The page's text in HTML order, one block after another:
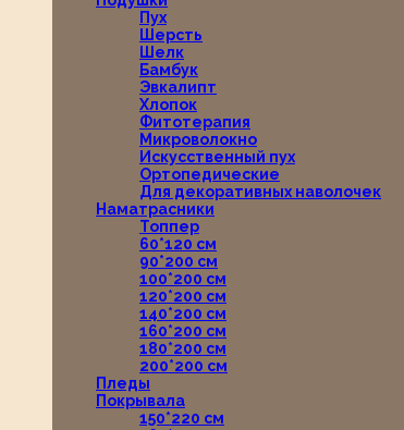
Пух
Шерсть
Шелк
Бамбук
Эвкалипт
Хлопок
Фитотерапия
Микроволокно
Искусственный пух
Ортопедические
Для декоративных наволочек
Наматрасники
Топпер
60*120 см
90*200 см
100*200 см
120*200 см
140*200 см
160*200 см
180*200 см
200*200 см
Пледы
Покрывала
150*220 см